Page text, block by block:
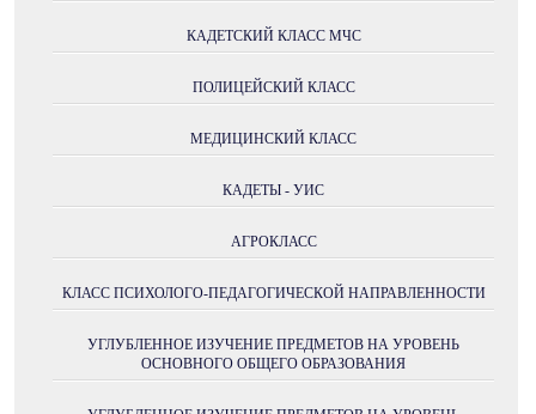
КАДЕТСКИЙ КЛАСС МЧС
ПОЛИЦЕЙСКИЙ КЛАСС
МЕДИЦИНСКИЙ КЛАСС
КАДЕТЫ - УИС
АГРОКЛАСС
КЛАСС ПСИХОЛОГО-ПЕДАГОГИЧЕСКОЙ НАПРАВЛЕННОСТИ
УГЛУБЛЕННОЕ ИЗУЧЕНИЕ ПРЕДМЕТОВ НА УРОВЕНЬ
ОСНОВНОГО ОБЩЕГО ОБРАЗОВАНИЯ